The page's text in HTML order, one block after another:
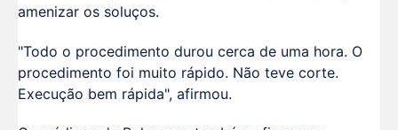
amenizar os soluços.
"Todo o procedimento durou cerca de uma hora. O
procedimento foi muito rápido. Não teve corte.
Execução bem rápida", afirmou.